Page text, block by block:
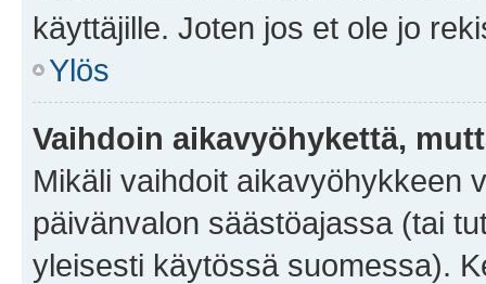
käyttäjille. Joten jos et ole jo
Ylös
Vaihdoin aikavyöhykettä,
Mikäli vaihdoit aikavyöhykkeen
päivänvalon säästöajassa (tai
yleisesti käytössä suomessa).